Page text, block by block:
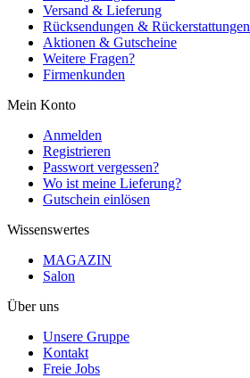
Versand & Lieferung
Rücksendungen & Rückerstattungen
Aktionen & Gutscheine
Weitere Fragen?
Firmenkunden
Mein Konto
Anmelden
Registrieren
Passwort vergessen?
Wo ist meine Lieferung?
Gutschein einlösen
Wissenswertes
MAGAZIN
Salon
Über uns
Unsere Gruppe
Kontakt
Freie Jobs